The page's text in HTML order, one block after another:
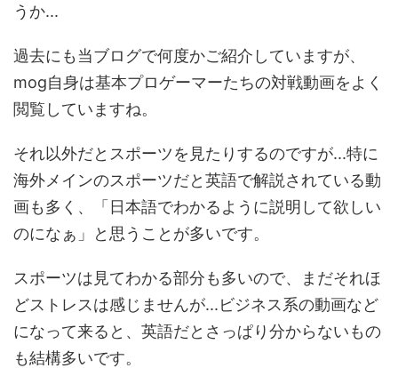
うか...
過去にも当ブログで何度かご紹介していますが、
mog自身は基本プロゲーマーたちの対戦動画をよく
閲覧していますね。
それ以外だとスポーツを見たりするのですが...特に
海外メインのスポーツだと英語で解説されている動
画も多く、「日本語でわかるように説明して欲しい
のになぁ」と思うことが多いです。
スポーツは見てわかる部分も多いので、まだそれほ
どストレスは感じませんが...ビジネス系の動画など
になって来ると、英語だとさっぱり分からないもの
も結構多いです。